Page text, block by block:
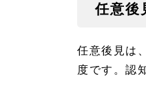
信託
任意後
任意後見は
度です。認